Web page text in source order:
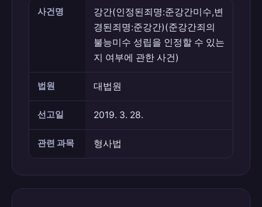
사건명
강간(인정된죄명:준강간미수,변
경된죄명:준강간)(준강간죄의
불능미수 성립을 인정할 수 있는
지 여부에 관한 사건)
법원 대법원
선고일 2019. 3. 28.
관련 과목 형사법